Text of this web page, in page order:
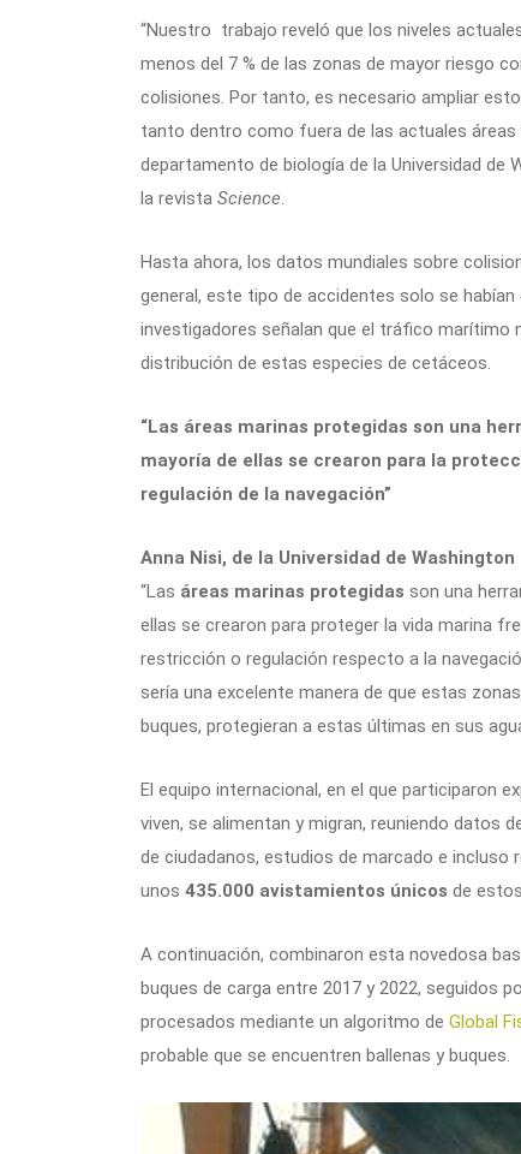
“Nuestro trabajo reveló que los niveles
menos del 7 % de las zonas de mayor riesgo
colisiones. Por tanto, es necesario ampliar
tanto dentro como fuera de las actuales áreas
departamento de biología de la Universidad de
la revista Science.
Hasta ahora, los datos mundiales sobre
general, este tipo de accidentes solo se
investigadores señalan que el tráfico marítimo
distribución de estas especies de cetáceos.
“Las áreas marinas protegidas son una
mayoría de ellas se crearon para la
regulación de la navegación”
Anna Nisi, de la Universidad de Washington
“Las áreas marinas protegidas son una
ellas se crearon para proteger la vida marina
restricción o regulación respecto a la
sería una excelente manera de que estas
buques, protegieran a estas últimas en sus
El equipo internacional, en el que participaron
viven, se alimentan y migran, reuniendo datos
de ciudadanos, estudios de marcado e incluso
unos 435.000 avistamientos únicos de
A continuación, combinaron esta novedosa
buques de carga entre 2017 y 2022, seguidos
procesados mediante un algoritmo de Global
probable que se encuentren ballenas y buques.